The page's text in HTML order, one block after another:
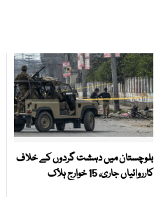
بلوچستان میں دہشت گردوں کے خلاف
کارروائیاں جاری، 15 خوارج ہلاک